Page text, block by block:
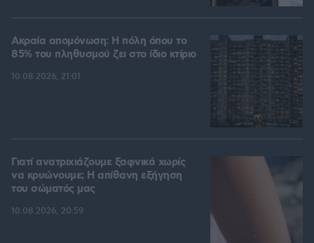
Ακραία απομόνωση: Η πόλη όπου το
85% του πληθυσμού ζει στο ίδιο κτίριο
10.08.2026, 21:01
Γιατί ανατριχιάζουμε ξαφνικά χωρίς
να κρυώνουμε; Η απίθανη εξήγηση
του σώματός μας
10.08.2026, 20:59